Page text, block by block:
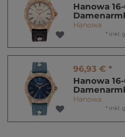
Hanowa
Hanowa
* inkl.
96,93 € *
Hanowa
Hanowa
* inkl.